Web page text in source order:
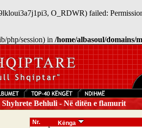
O_RDWR) failed:
php/session) in /home/albasoul/domains/
Shyhrete Behluli - Në ditën e flamurit
Nr. Kënga